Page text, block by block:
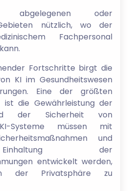
abgelegenen oder
nützlich, wo der
Fachpersonal
Fortschritte birgt die
KI im Gesundheitswesen
Eine der größten
ist die Gewährleistung der
der Sicherheit von
Systeme müssen mit
und
der
entwickelt werden,
der Privatsphäre zu